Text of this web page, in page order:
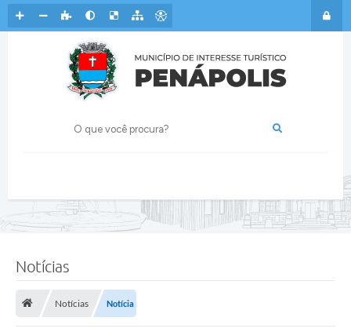
Notícias
Notícias Notícia